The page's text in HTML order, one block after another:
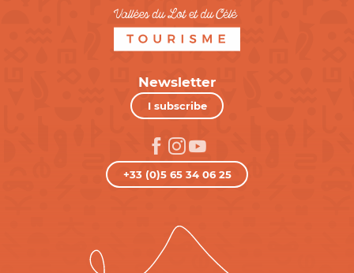
Newsletter
I subscribe
+33 (0)5 65 34 06 25